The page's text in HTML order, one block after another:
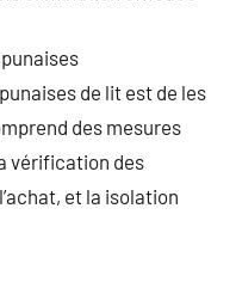
de lit est de les
des mesures
vérification des
et la isolation